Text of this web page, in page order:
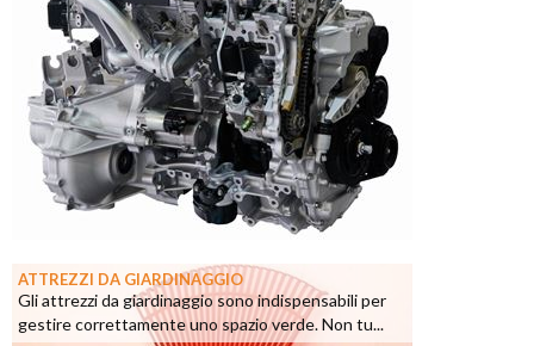
ATTREZZI DA GIARDINAGGIO
Gli attrezzi da giardinaggio sono indispensabili per
gestire correttamente uno spazio verde. Non tu...